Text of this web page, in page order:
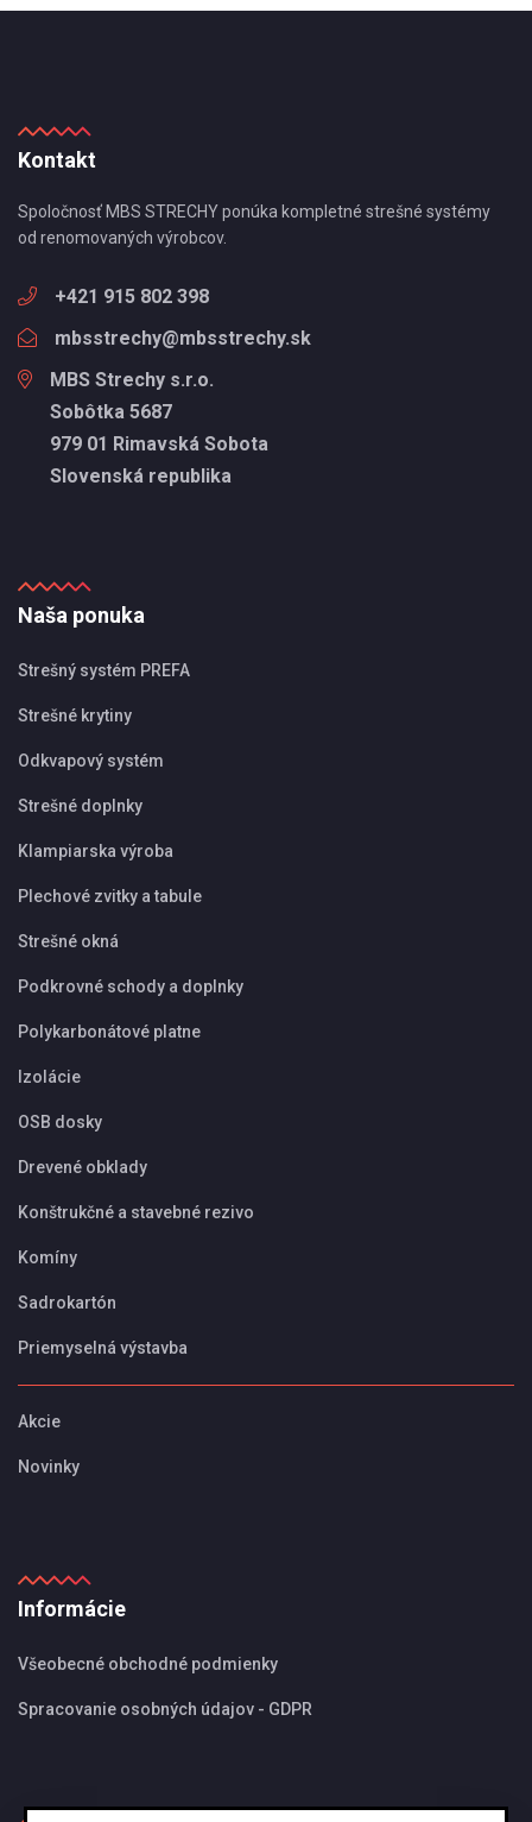
Kontakt
Spoločnosť MBS STRECHY ponúka kompletné strešné systémy
od renomovaných výrobcov.
+421 915 802 398
mbsstrechy@mbsstrechy.sk
MBS Strechy s.r.o.
Sobôtka 5687
979 01 Rimavská Sobota
Slovenská republika
Naša ponuka
Strešný systém PREFA
Strešné krytiny
Odkvapový systém
Strešné doplnky
Klampiarska výroba
Plechové zvitky a tabule
Strešné okná
Podkrovné schody a doplnky
Polykarbonátové platne
Izolácie
OSB dosky
Drevené obklady
Konštrukčné a stavebné rezivo
Komíny
Sadrokartón
Priemyselná výstavba
Akcie
Novinky
Informácie
Všeobecné obchodné podmienky
Spracovanie osobných údajov - GDPR